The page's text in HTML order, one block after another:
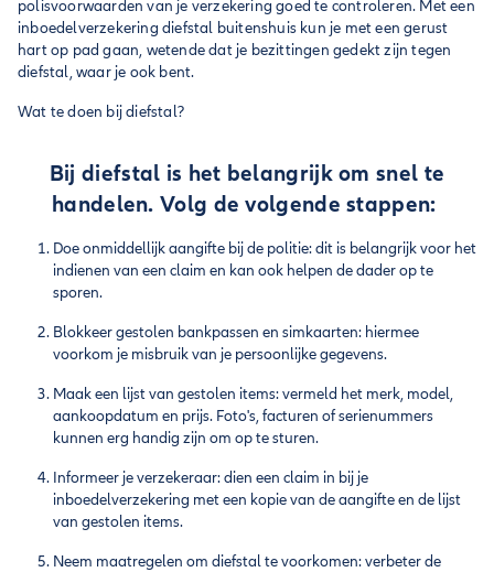
polisvoorwaarden van je verzekering goed te controleren. Met een
inboedelverzekering diefstal buitenshuis kun je met een gerust
hart op pad gaan, wetende dat je bezittingen gedekt zijn tegen
diefstal, waar je ook bent.
Wat te doen bij diefstal?
Bij diefstal is het belangrijk om snel te
handelen. Volg de volgende stappen:
Doe onmiddellijk aangifte bij de politie: dit is belangrijk voor het
indienen van een claim en kan ook helpen de dader op te
sporen.
Blokkeer gestolen bankpassen en simkaarten: hiermee
voorkom je misbruik van je persoonlijke gegevens.
Maak een lijst van gestolen items: vermeld het merk, model,
aankoopdatum en prijs. Foto's, facturen of serienummers
kunnen erg handig zijn om op te sturen.
Informeer je verzekeraar: dien een claim in bij je
inboedelverzekering met een kopie van de aangifte en de lijst
van gestolen items.
Neem maatregelen om diefstal te voorkomen: verbeter de